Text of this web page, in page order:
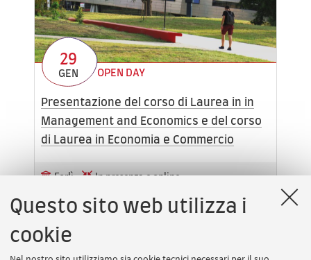
Questo sito web utilizza i
cookie
29
GEN OPEN DAY
Presentazione del corso di Laurea in in
Management and Economics e del corso
di Laurea in Economia e Commercio
Forlì
In presenza e online